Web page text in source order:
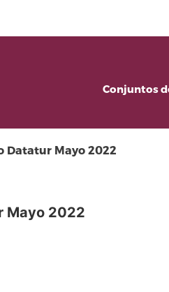
Conjuntos
Datatur Mayo 2022
Mayo 2022